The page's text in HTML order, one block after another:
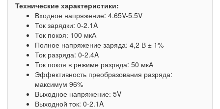
Технические характеристики:
Входное напряжение: 4.65V-5.5V
Ток зарядки: 0-2.1A
Ток покоя: 100 мкА
Полное напряжение заряда: 4,2 В ± 1%
Ток разряда: 0-2.4A
Ток покоя в режиме разряда: 50 мкА
Эффективность преобразования разряда:
максимум 96%
Выходное напряжение: 5V
Выходной ток: 0-2.1A